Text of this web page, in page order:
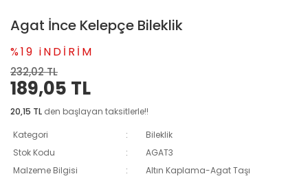
Agat İnce Kelepçe Bileklik
%19 iNDİRİM
232,02 TL
189,05 TL
20,15 TL den başlayan taksitlerle!!
Kategori
Bileklik
Stok Kodu
AGAT3
Malzeme Bilgisi
Altın Kaplama-Agat Taşı